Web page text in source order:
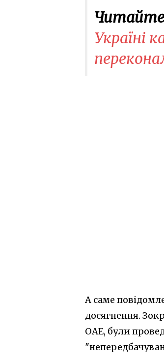
Україні
А саме
досягнення.
ОАЕ, були